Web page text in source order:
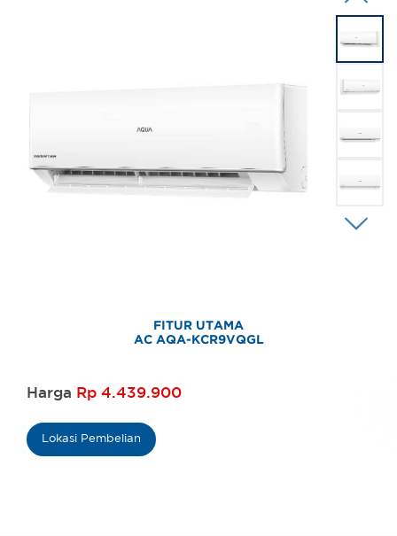
FITUR UTAMA
AC AQA-KCR9VQGL
Harga Rp 4.439.900
Lokasi Pembelian